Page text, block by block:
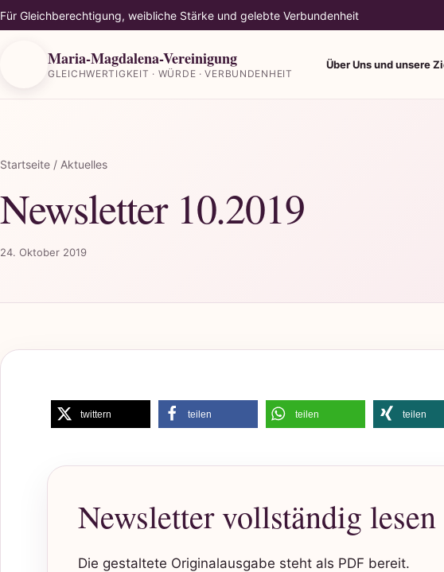
Für Gleichberechtigung, weibliche Stärke und gelebte Verbundenheit
Maria-Magdalena-Vereinigung
GLEICHWERTIGKEIT · WÜRDE · VERBUNDENHEIT
Über Uns und unsere
Startseite / Aktuelles
Newsletter 10.2019
24. Oktober 2019
twittern teilen teilen teilen
Newsletter vollständig lesen
Die gestaltete Originalausgabe steht als PDF bereit.